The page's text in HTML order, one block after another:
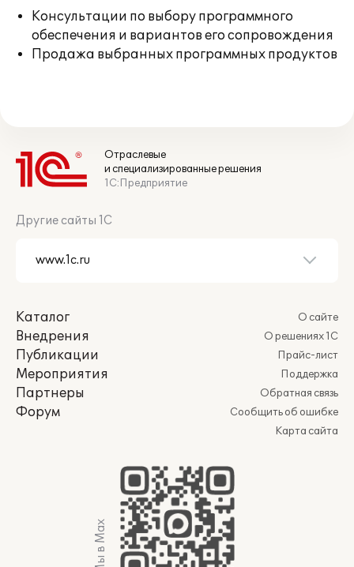
Консультации по выбору программного
обеспечения и вариантов его сопровождения
Продажа выбранных программных продуктов
Отраслевые
и специализированные решения
1С:Предприятие
Другие сайты 1С
Каталог
Внедрения
Публикации
Мероприятия
Партнеры
Форум
О сайте
О решениях 1С
Прайс-лист
Поддержка
Обратная связь
Сообщить об ошибке
Карта сайта
Мы в Max